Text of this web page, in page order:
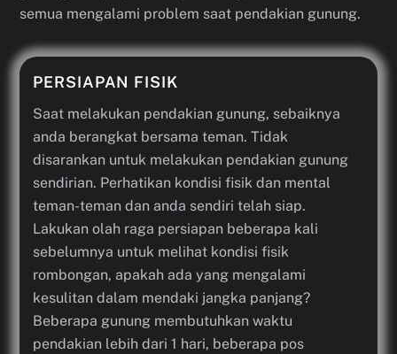
semua mengalami problem saat pendakian gunung.
PERSIAPAN FISIK
Saat melakukan pendakian gunung, sebaiknya
anda berangkat bersama teman. Tidak
disarankan untuk melakukan pendakian gunung
sendirian. Perhatikan kondisi fisik dan mental
teman-teman dan anda sendiri telah siap.
Lakukan olah raga persiapan beberapa kali
sebelumnya untuk melihat kondisi fisik
rombongan, apakah ada yang mengalami
kesulitan dalam mendaki jangka panjang?
Beberapa gunung membutuhkan waktu
pendakian lebih dari 1 hari, beberapa pos